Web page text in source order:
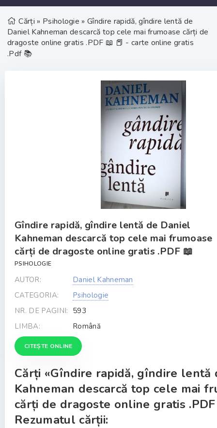
Cărți » Psihologie » Gîndire rapidă, gîndire lentă de
Daniel Kahneman descarcă top cele mai frumoase cărți de
dragoste online gratis .PDF 📖 📕 - carte online gratis
.Pdf 📚
Gîndire rapidă, gîndire lentă de Daniel
Kahneman descarcă top cele mai frumoase
cărți de dragoste online gratis .PDF 📖
PSIHOLOGIE
AUTOR:
Daniel Kahneman
CATEGORIA:
Psihologie
NR. DE PAGINI: 593
LIMBA:
Română
CITEȘTE ONLINE
Cărți «Gîndire rapidă, gîndire lentă
Kahneman descarcă top cele mai
cărți de dragoste online gratis .PDF
Rezumatul cărții: